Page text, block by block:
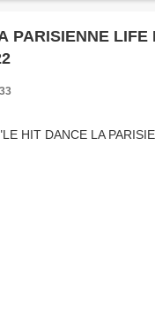
PARISIENNE LIFE